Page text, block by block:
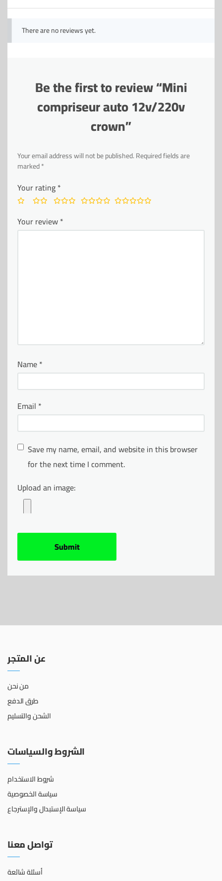
There are no reviews yet.
Be the first to review “Mini
compriseur auto 12v/220v
crown”
Your email address will not be published.Required fields are
marked*
Your rating*
Your review*
Name*
Email *
Save my name, email, and website in this browser
for the next time I comment.
Upload an image:
عن المتجر
من نحن
طرق الدفع
الشحن والتسليم
الشروط والسياسات
شروط الاستخدام
سياسة الخصوصية
سياسة الإستبدال والإسترجاع
تواصل معنا
أسئلة شائعة